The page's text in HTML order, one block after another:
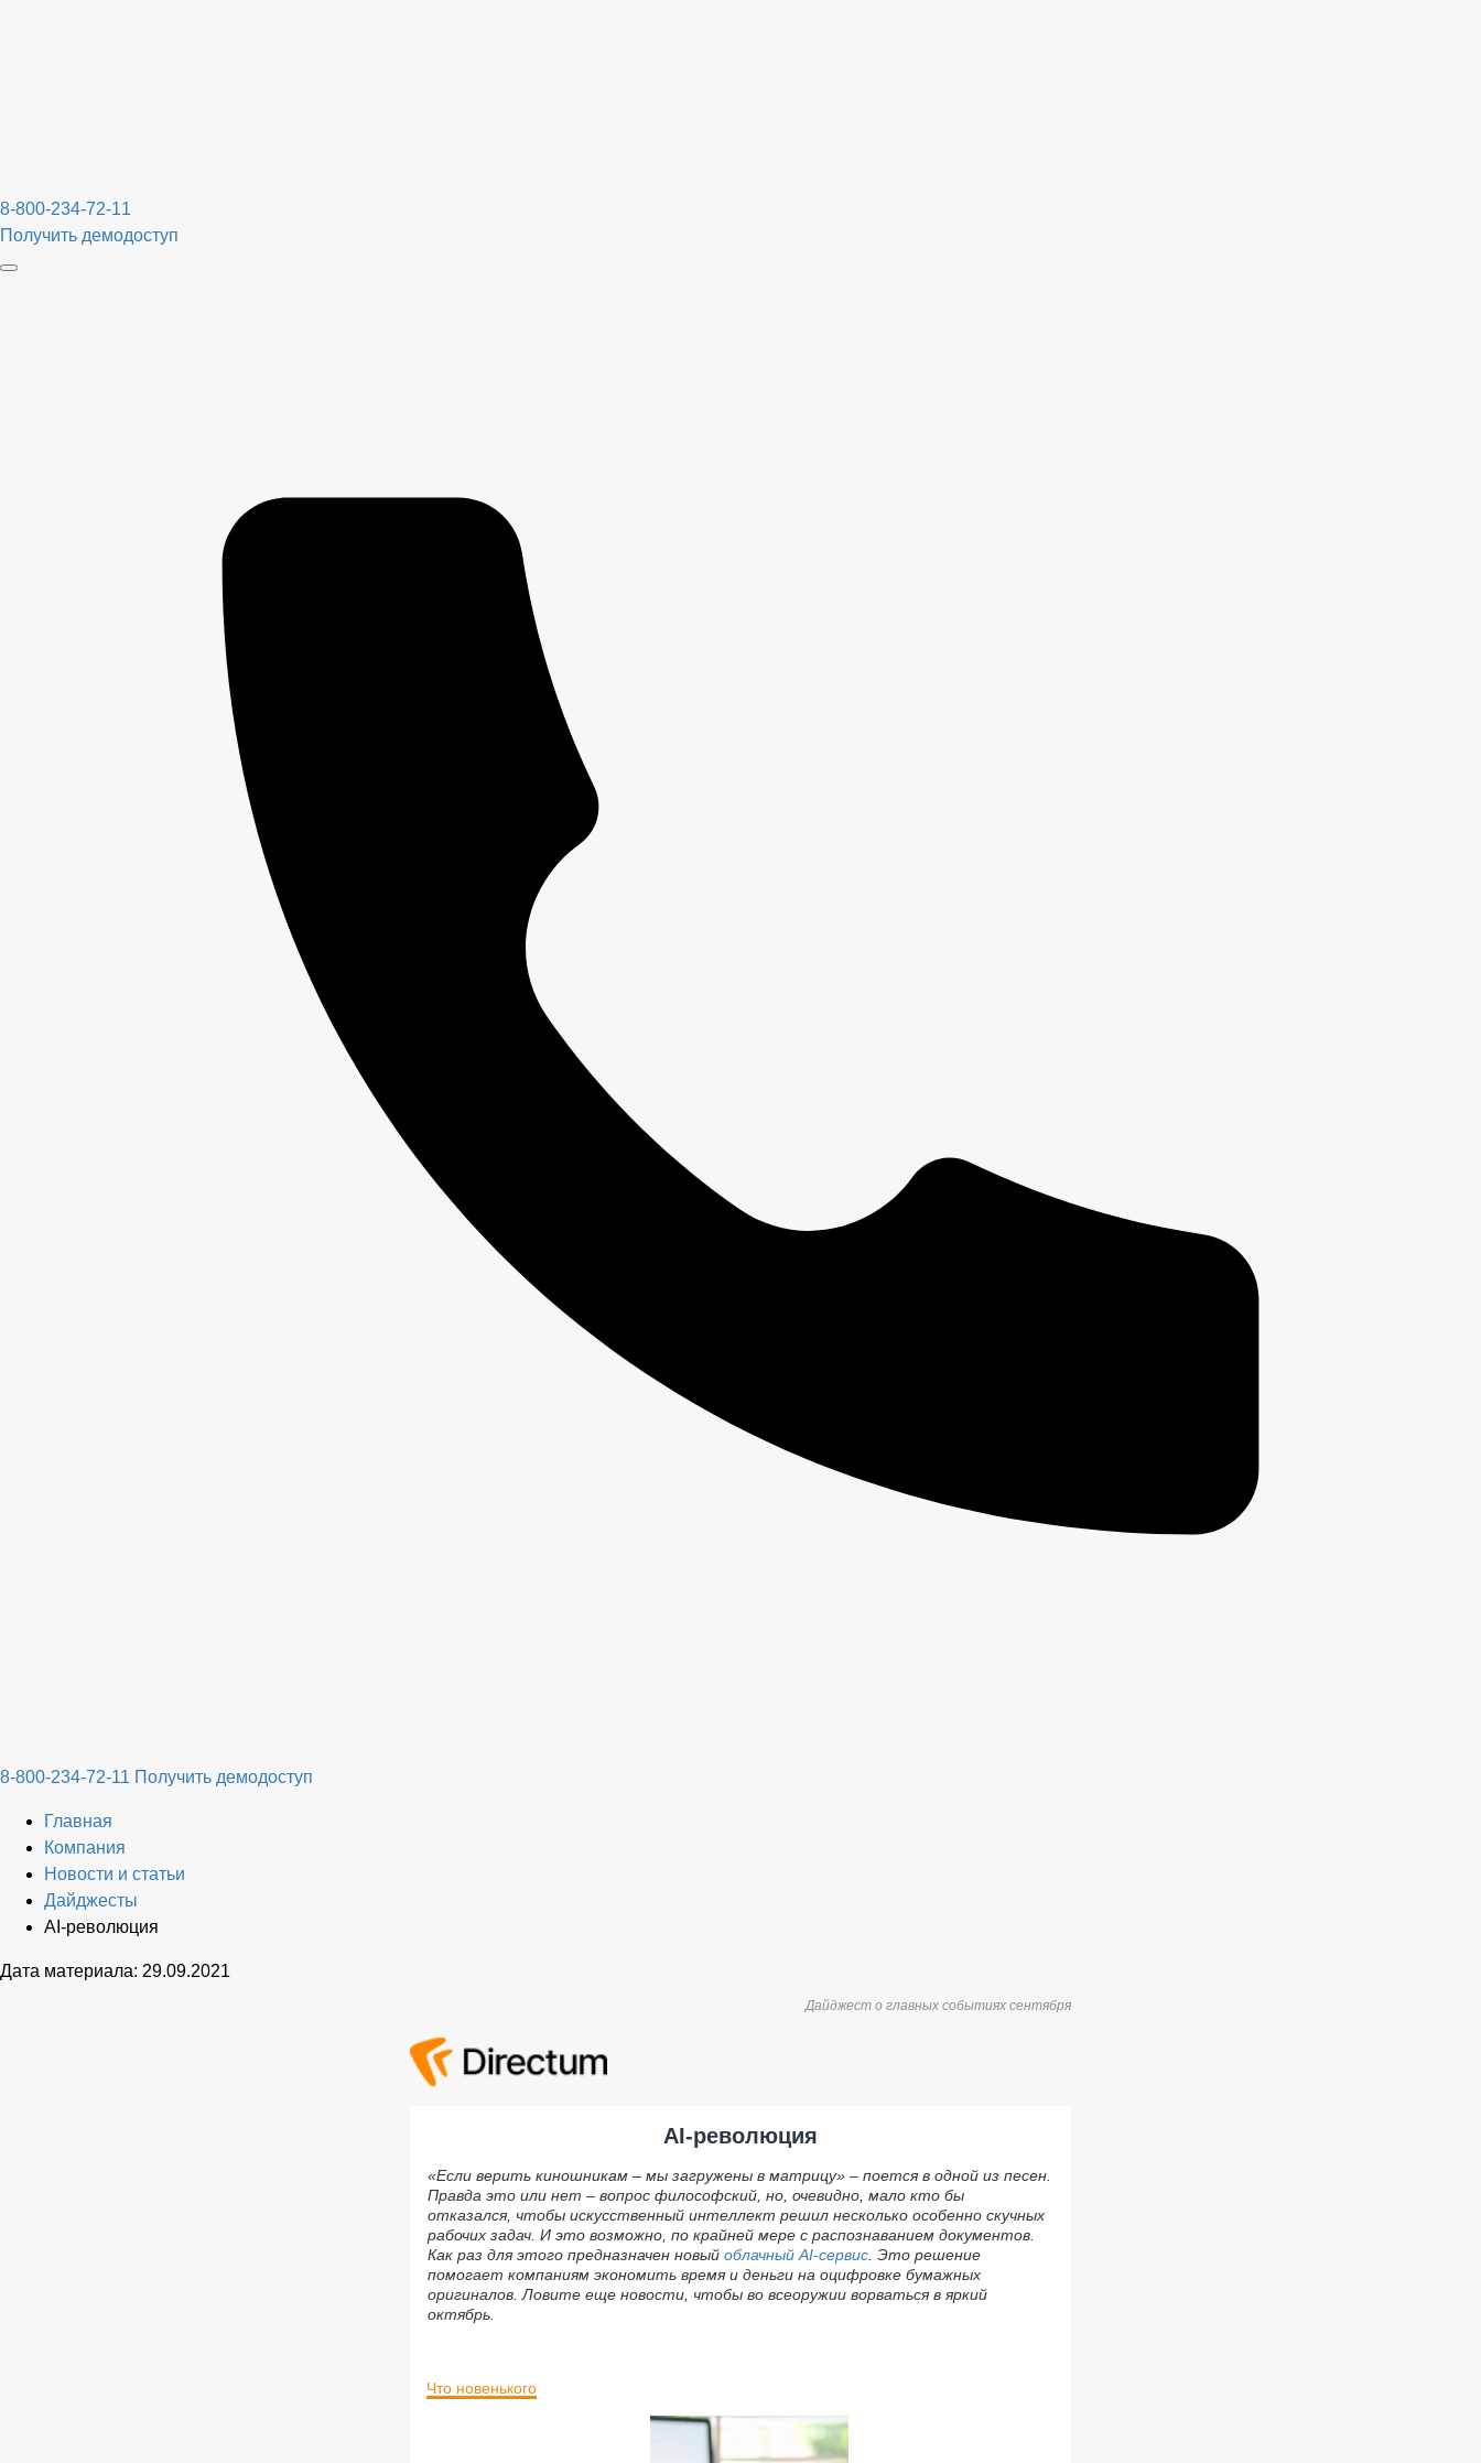
8-800-234-72-11
Получить демодоступ
8-800-234-72-11 Получить демодоступ
Главная
Компания
Новости и статьи
Дайджесты
AI-революция
Дата материала: 29.09.2021
Дайджест о главных событиях сентября
AI-революция
«Если верить киношникам – мы загружены в матрицу» – поется в одной из песен.
Правда это или нет – вопрос философский, но, очевидно, мало кто бы
отказался, чтобы искусственный интеллект решил несколько особенно скучных
рабочих задач. И это возможно, по крайней мере с распознаванием документов.
Как раз для этого предназначен новый облачный AI-сервис . Это решение
помогает компаниям экономить время и деньги на оцифровке бумажных
оригиналов. Ловите еще новости, чтобы во всеоружии ворваться в яркий
октябрь.
Что новенького